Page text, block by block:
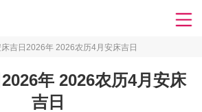
吉日2026年 2026农历4月安床吉日
年 2026农历4月安床
吉日